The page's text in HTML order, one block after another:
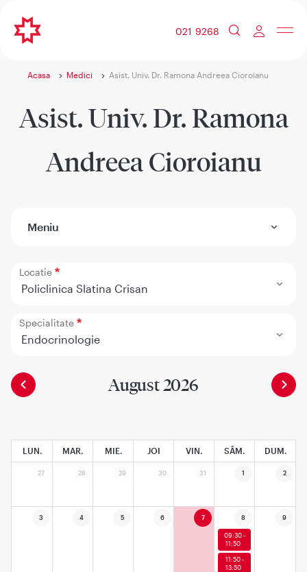
021 9268
Acasa Medici Asist. Univ. Dr. Ramona Andreea Cioroianu
Asist. Univ. Dr. Ramona
Andreea Cioroianu
Meniu
Locatie
Policlinica Slatina Crisan
Specialitate
Endocrinologie
August 2026
LUN. MAR. MIE. JOI VIN. SÂM. DUM.
27 28 29 30 31 1 2
3 4 5 6 7 8 9
09:30 -
11:50
11:50 -
13:50